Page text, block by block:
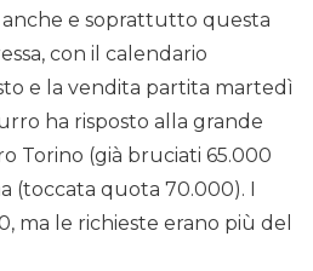
e soprattutto questa
con il calendario
e la vendita partita martedì
ha risposto alla grande
Torino (già bruciati 65.000
(toccata quota 70.000). I
ma le richieste erano più del